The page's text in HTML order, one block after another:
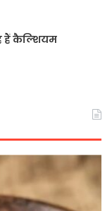
हैं कैल्शियम